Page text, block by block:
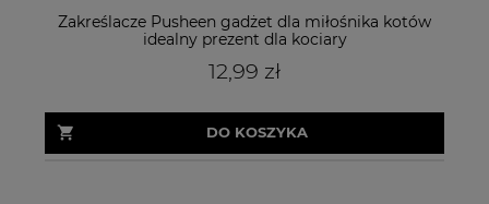
Zakreślacze Pusheen gadżet dla miłośnika kotów
idealny prezent dla kociary
12,99 zł
DO KOSZYKA